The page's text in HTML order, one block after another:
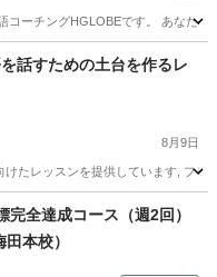
コーチングHGLOBEです。 あなた
話すための土台を作るレ
8月9日
たレッスンを提供しています, フ
レッスン
全達成コース（週2回）
本校）